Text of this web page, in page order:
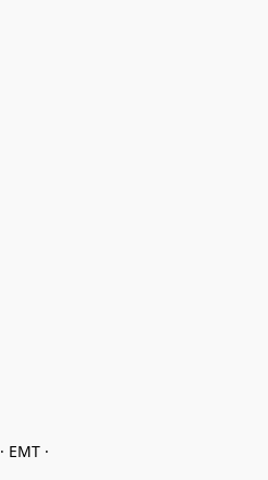
· EMT ·